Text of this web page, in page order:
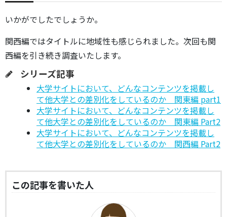
いかがでしたでしょうか。
関西編ではタイトルに地域性も感じられました。次回も関
西編を引き続き調査いたします。
シリーズ記事
⼤学サイトにおいて、どんなコンテンツを掲載し
て他⼤学との差別化をしているのか 関東編 part1
⼤学サイトにおいて、どんなコンテンツを掲載し
て他⼤学との差別化をしているのか 関東編 Part2
⼤学サイトにおいて、どんなコンテンツを掲載し
て他⼤学との差別化をしているのか 関西編 Part2
この記事を書いた人